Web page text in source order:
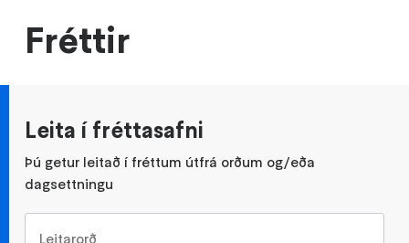
Fréttir
Leita í fréttasafni
Þú getur leitað í fréttum útfrá orðum og/eða
dagsettningu
Leitarorð